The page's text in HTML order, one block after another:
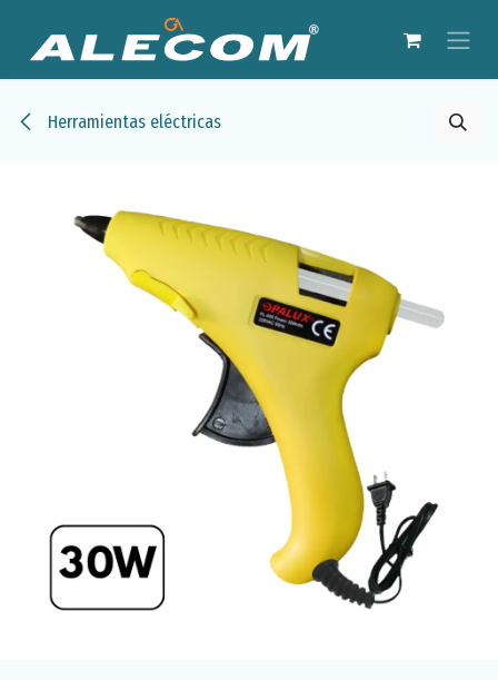
Herramientas eléctricas